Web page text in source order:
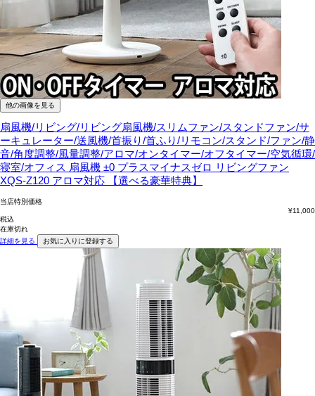
他の画像を見る
扇風機/リビング/リビング扇風機/スリムファン/スタンドファン/サ
ーキュレーター/送風機/首振り/首ふり/リモコン/スタンド/ファン/静
音/角度調整/風量調整/アロマ/オンタイマー/オフタイマー/空気循環/
寝室/オフィス 扇風機 ±0 プラスマイナスゼロ リビングファン
XQS-Z120 アロマ対応 【選べる豪華特典】
当店特別価格
¥11,000
税込
在庫切れ
詳細を見る
お気に入りに登録する